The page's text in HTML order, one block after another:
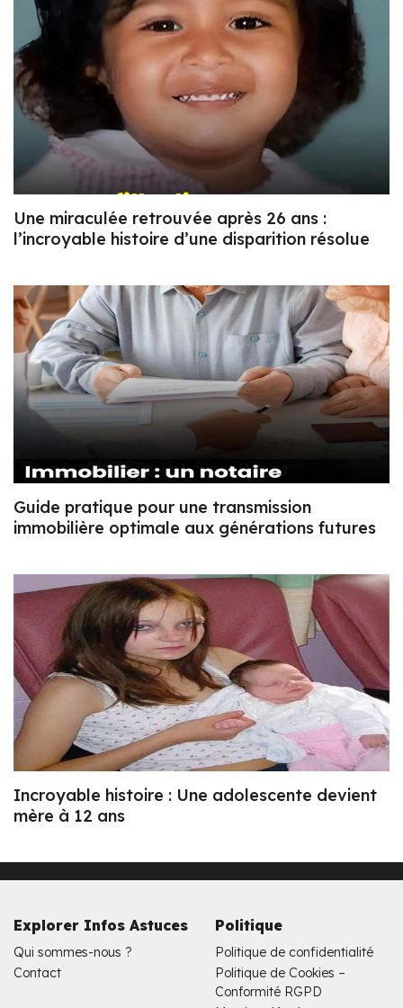
Une miraculée retrouvée après 26 ans :
l’incroyable histoire d’une disparition résolue
Guide pratique pour une transmission
immobilière optimale aux générations futures
Incroyable histoire : Une adolescente devient
mère à 12 ans
Explorer Infos Astuces
Qui sommes-nous ?
Contact
Politique
Politique de confidentialité
Politique de Cookies –
Conformité RGPD